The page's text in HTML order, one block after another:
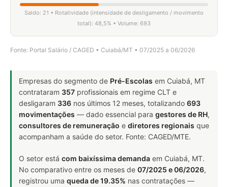
Saldo: 21 • Rotatividade (intensidade de desligamento / movimento
total): 48,5% • Volume: 693
Fonte: Portal Salário / CAGED • Cuiabá/MT • 07/2025 a 06/2026
Empresas do segmento de Pré-Escolas em Cuiabá, MT
contrataram 357 profissionais em regime CLT e
desligaram 336 nos últimos 12 meses, totalizando 693
movimentações — dado essencial para gestores de RH,
consultores de remuneração e diretores regionais que
acompanham a saúde do setor. Fonte: CAGED/MTE.
O setor está com baixíssima demanda em Cuiabá, MT.
No comparativo entre os meses de 07/2025 e 06/2026,
registrou uma queda de 19.35% nas contratações —